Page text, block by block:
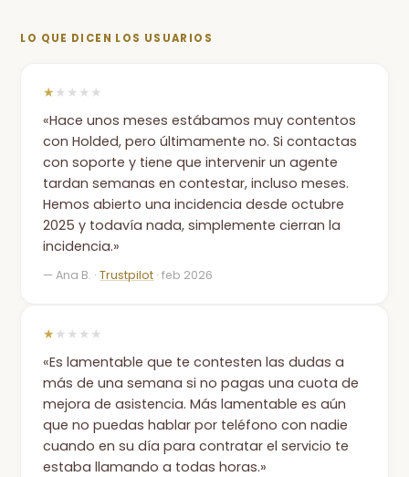
LO QUE DICEN LOS USUARIOS
★ ★★★★
«Hace unos meses estábamos muy contentos
con Holded, pero últimamente no. Si contactas
con soporte y tiene que intervenir un agente
tardan semanas en contestar, incluso meses.
Hemos abierto una incidencia desde octubre
2025 y todavía nada, simplemente cierran la
incidencia.»
— Ana B. ·Trustpilot · feb 2026
★ ★★★★
«Es lamentable que te contesten las dudas a
más de una semana si no pagas una cuota de
mejora de asistencia. Más lamentable es aún
que no puedas hablar por teléfono con nadie
cuando en su día para contratar el servicio te
estaba llamando a todas horas.»